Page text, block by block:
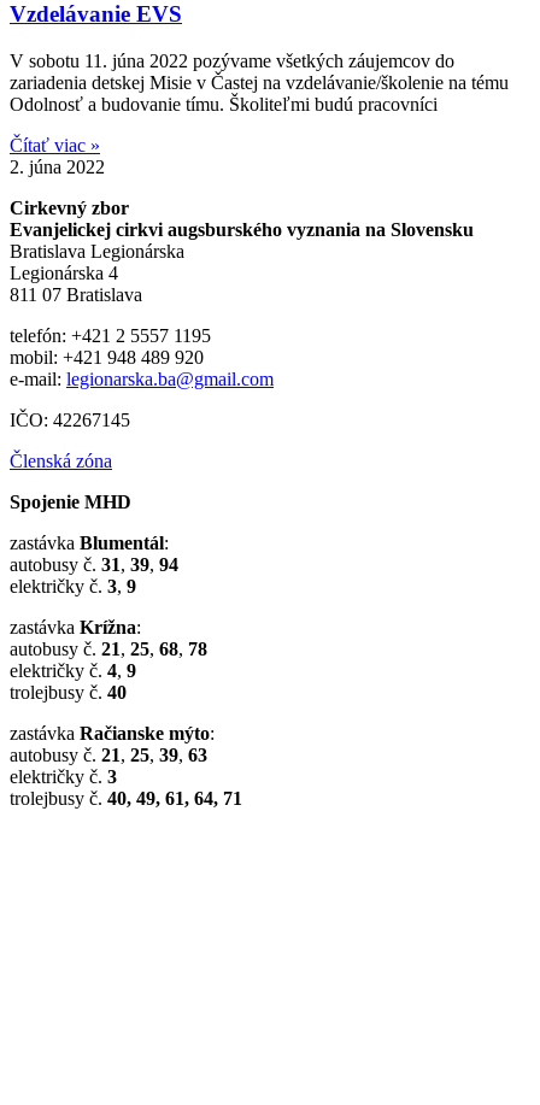
Vzdelávanie EVS
V sobotu 11. júna 2022 pozývame všetkých záujemcov do
zariadenia detskej Misie v Častej na vzdelávanie/školenie na tému
Odolnosť a budovanie tímu. Školiteľmi budú pracovníci
Čítať viac »
2. júna 2022
Cirkevný zbor
Evanjelickej cirkvi augsburského vyznania na Slovensku
Bratislava Legionárska
Legionárska 4
811 07 Bratislava
telefón: +421 2 5557 1195
mobil: +421 948 489 920
e-mail: legionarska.ba@gmail.com
IČO: 42267145
Členská zóna
Spojenie MHD
zastávka Blumentál:
autobusy č. 31, 39, 94
električky č. 3, 9
zastávka Krížna:
autobusy č. 21, 25, 68, 78
električky č. 4, 9
trolejbusy č. 40
zastávka Račianske mýto:
autobusy č. 21, 25, 39, 63
električky č. 3
trolejbusy č. 40, 49, 61, 64, 71